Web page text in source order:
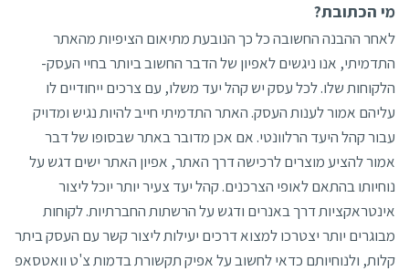
מי הכתובת?
לאחר ההבנה החשובה כל כך הנובעת מתיאום הציפיות מהאתר
התדמיתי, אנו ניגשים לאפיון של הדבר החשוב ביותר בחיי העסק-
הלקוחות שלו. לכל עסק יש קהל יעד משלו, עם צרכים ייחודיים לו
עליהם אמור לענות העסק. האתר התדמיתי חייב להיות נגיש ומדויק
עבור קהל היעד הרלוונטי. אם אכן מדובר באתר שבסופו של דבר
אמור להציע מוצרים לרכישה דרך האתר, אפיון האתר ישים דגש על
נוחיותו בהתאם לאופי הצרכנים. קהל יעד צעיר יותר יוכל ליצור
אינטראקציות דרך באנרים ודגש על הרשתות החברתיות. לקוחות
מבוגרים יותר יצטרכו למצוא דרכים יעילות ליצור קשר עם העסק ביתר
קלות, ולנוחיותם כדאי לחשוב על אפיק תקשורת בדמות צ'ט וואטסאפ